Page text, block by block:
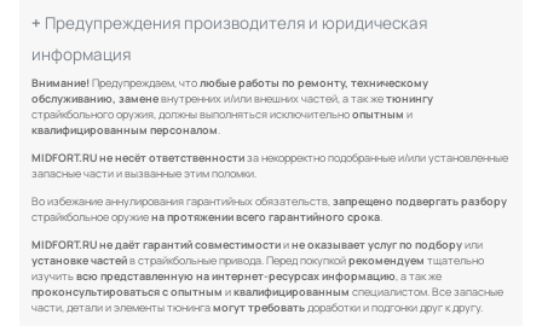
Предупреждения производителя и юридическая
информация
Внимание!Предупреждаем, чтолюбые работы по ремонту, техническому
обслуживанию, заменевнутренних и/или внешних частей, а так жетюнингу
страйкбольного оружия, должны выполняться исключительноопытным и
квалифицированным персоналом.
MIDFORT.RU не несёт ответственностиза некорректно подобранные и/или установленные
запасные части и вызванные этим поломки.
Во избежание аннулирования гарантийных обязательств,запрещено подвергать разбору
страйкбольное оружиена протяжении всего гарантийного срока.
MIDFORT.RU не даёт гарантий совместимостиине оказывает услуг по подборуили
установке частейв страйкбольные привода. Перед покупкойрекомендуем тщательно
изучитьвсю представленную на интернет-ресурсах информацию, а так же
проконсультироваться с опытным иквалифицированным специалистом. Все запасные
части, детали и элементы тюнингамогут требоватьдоработки и подгонки друг к другу.